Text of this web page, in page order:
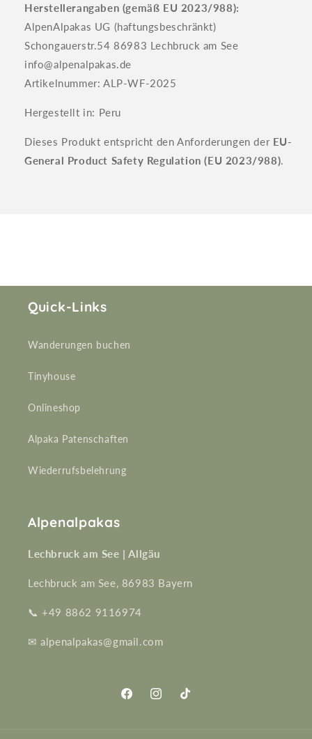
Herstellerangaben (gemäß EU 2023/988):
AlpenAlpakas UG (haftungsbeschränkt)
Schongauerstr.54 86983 Lechbruck am See
info@alpenalpakas.de
Artikelnummer: ALP-WF-2025
Hergestellt in: Peru
Dieses Produkt entspricht den Anforderungen der EU-
General Product Safety Regulation (EU 2023/988)
Quick-Links
Wanderungen buchen
Tinyhouse
Onlineshop
Alpaka Patenschaften
Wiederrufsbelehrung
Alpenalpakas
Lechbruck am See | Allgäu
Lechbruck am See, 86983 Bayern
📞 +49 8862 9116974
✉ alpenalpakas@gmail.com
FacebookInstagramTikTok